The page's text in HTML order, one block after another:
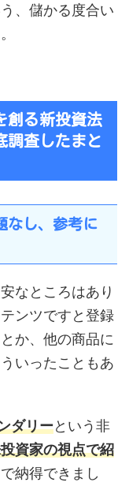
、儲かる度合い
創る新投資法
調査したまと
なし、参考に
なところはあり
ンツですと登録
か、他の商品に
いったこともあ
ダリーという非
資家の視点で紹
納得できまし